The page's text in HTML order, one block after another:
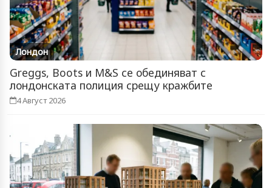
Лондон
Greggs, Boots и M&S се обединяват с
лондонската полиция срещу кражбите
4 Август 2026